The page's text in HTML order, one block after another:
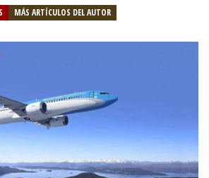
MÁS ARTÍCULOS DEL AUTOR